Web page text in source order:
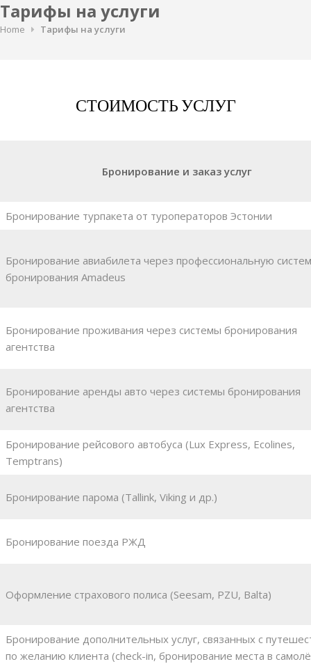
Тарифы на услуги
Home Тарифы на услуги
СТОИМОСТЬ УСЛУГ
Бронирование и заказ услуг
Бронирование турпакета от туроператоров Эстонии
Бронирование авиабилета через профессиональную
бронирования Amadeus
Бронирование проживания через системы бронирования
агентства
Бронирование аренды авто через системы бронирования
агентства
Бронирование рейсового автобуса (Lux Express, Ecolines,
Temptrans)
Бронирование парома (Tallink, Viking и др.)
Бронирование поезда РЖД
Оформление страхового полиса (Seesam, PZU, Balta)
Бронирование дополнительных услуг, связанных с
по желанию клиента (check-in, бронирование места в